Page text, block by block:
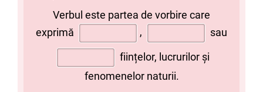
Verbul este partea de vorbire care
exprimă
,
sau
ființelor, lucrurilor și
fenomenelor naturii.